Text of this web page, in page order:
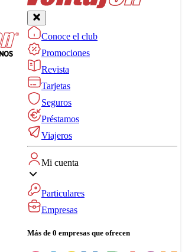
Conoce el club
Promociones
Revista
Tarjetas
Seguros
Préstamos
Viajeros
Mi cuenta
Particulares
Empresas
Más de 0 empresas que ofrecen